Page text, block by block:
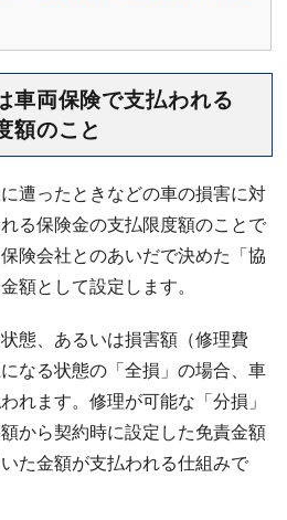
車両保険で支払われる
額のこと
遭ったときなどの車の損害に対
る保険金の支払限度額のことで
険会社とのあいだで決めた「協
額として設定します。
態、あるいは損害額（修理費
なる状態の「全損」の場合、車
れます。修理が可能な「分損」
から契約時に設定した免責金額
た金額が支払われる仕組みで